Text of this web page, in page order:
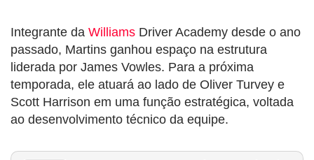
Integrante da Williams Driver Academy desde o ano
passado, Martins ganhou espaço na estrutura
liderada por James Vowles. Para a próxima
temporada, ele atuará ao lado de Oliver Turvey e
Scott Harrison em uma função estratégica, voltada
ao desenvolvimento técnico da equipe.